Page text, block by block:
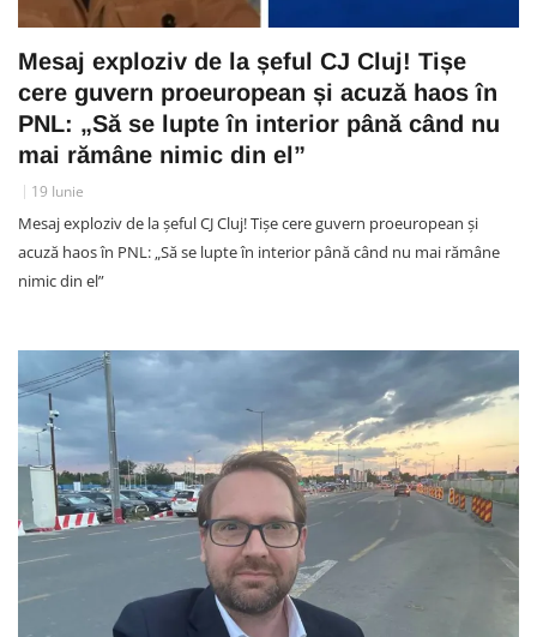
Mesaj exploziv de la șeful CJ Cluj! Tișe
cere guvern proeuropean și acuză haos în
PNL: „Să se lupte în interior până când nu
mai rămâne nimic din el”
19 Iunie
Mesaj exploziv de la șeful CJ Cluj! Tișe cere guvern proeuropean și
acuză haos în PNL: „Să se lupte în interior până când nu mai rămâne
nimic din el”